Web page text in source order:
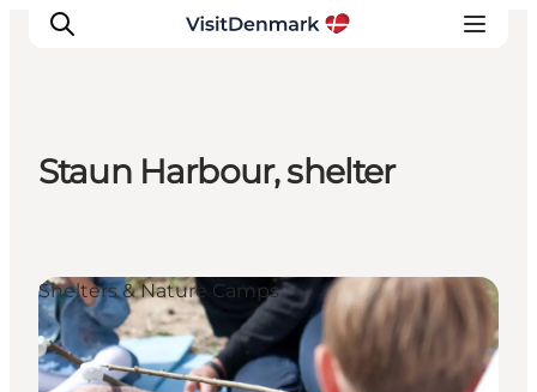
Wat te doen
Accommodaties
Plan je reis
Staun Harbour, shelter
Shelters & Nature Camps